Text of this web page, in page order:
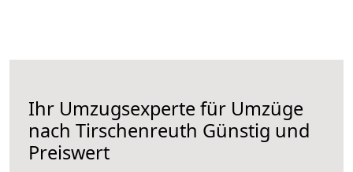
Ihr Umzugsexperte für Umzüge
nach Tirschenreuth Günstig und
Preiswert